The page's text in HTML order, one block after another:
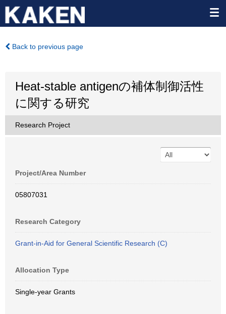
Back to previous page
Heat-stable antigenの補体制御活性
に関する研究
Research Project
Project/Area Number
05807031
Research Category
Grant-in-Aid for General Scientific Research (C)
Allocation Type
Single-year Grants